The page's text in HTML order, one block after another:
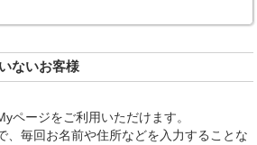
ないお客様
ページをご利用いただけます。
、毎回お名前や住所などを入力することな